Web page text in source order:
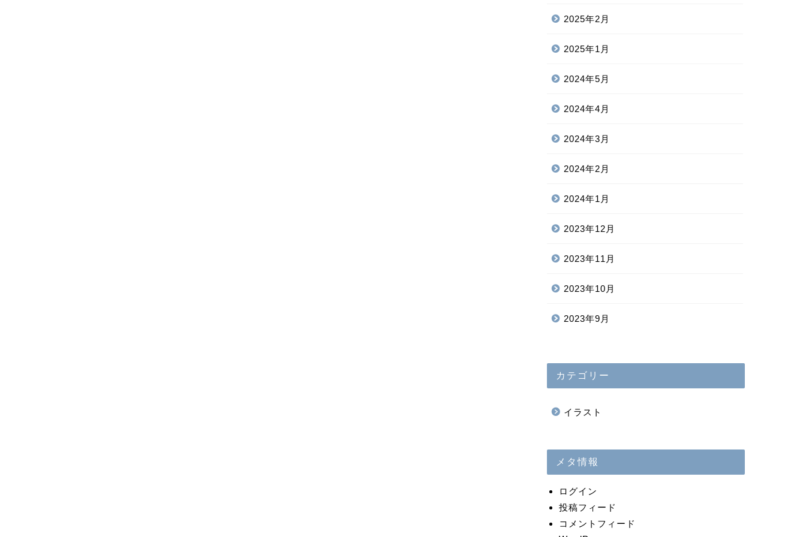
2025年2月
2025年1月
2024年5月
2024年4月
2024年3月
2024年2月
2024年1月
2023年12月
2023年11月
2023年10月
2023年9月
カテゴリー
イラスト
メタ情報
ログイン
投稿フィード
コメントフィード